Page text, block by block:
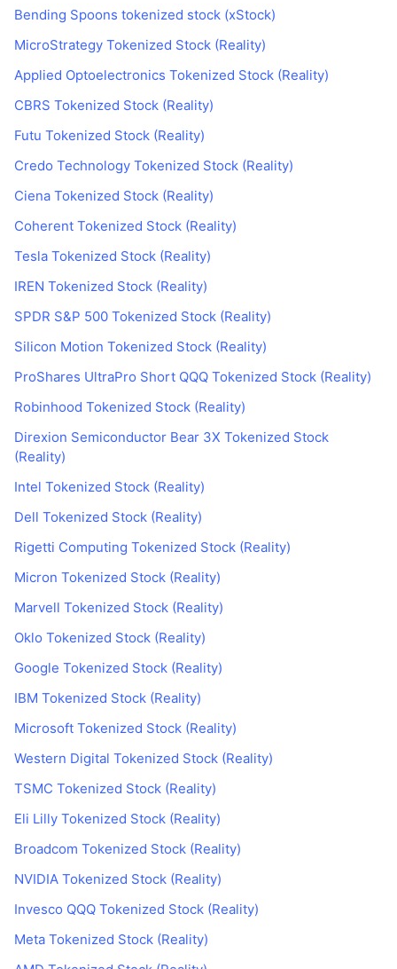
Bending Spoons tokenized stock (xStock)
MicroStrategy Tokenized Stock (Reality)
Applied Optoelectronics Tokenized Stock (Reality)
CBRS Tokenized Stock (Reality)
Futu Tokenized Stock (Reality)
Credo Technology Tokenized Stock (Reality)
Ciena Tokenized Stock (Reality)
Coherent Tokenized Stock (Reality)
Tesla Tokenized Stock (Reality)
IREN Tokenized Stock (Reality)
SPDR S&P 500 Tokenized Stock (Reality)
Silicon Motion Tokenized Stock (Reality)
ProShares UltraPro Short QQQ Tokenized Stock (Reality)
Robinhood Tokenized Stock (Reality)
Direxion Semiconductor Bear 3X Tokenized Stock
(Reality)
Intel Tokenized Stock (Reality)
Dell Tokenized Stock (Reality)
Rigetti Computing Tokenized Stock (Reality)
Micron Tokenized Stock (Reality)
Marvell Tokenized Stock (Reality)
Oklo Tokenized Stock (Reality)
Google Tokenized Stock (Reality)
IBM Tokenized Stock (Reality)
Microsoft Tokenized Stock (Reality)
Western Digital Tokenized Stock (Reality)
TSMC Tokenized Stock (Reality)
Eli Lilly Tokenized Stock (Reality)
Broadcom Tokenized Stock (Reality)
NVIDIA Tokenized Stock (Reality)
Invesco QQQ Tokenized Stock (Reality)
Meta Tokenized Stock (Reality)